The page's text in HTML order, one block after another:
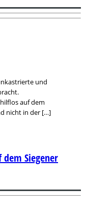
und
auf dem
nicht in der […]
Siegener